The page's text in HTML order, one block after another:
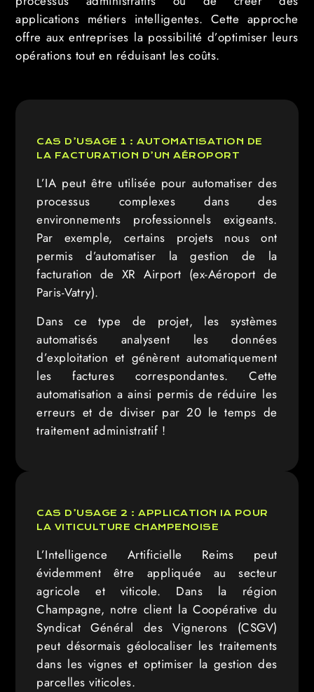
applications métiers intelligentes. Cette approche
offre aux entreprises la possibilité d’optimiser leurs
opérations tout en réduisant les coûts.
CAS D’USAGE 1 : AUTOMATISATION DE
LA FACTURATION D’UN AÉROPORT
L’IA peut être utilisée pour automatiser des
processus complexes dans des
environnements professionnels exigeants.
Par exemple, certains projets nous ont
permis d’automatiser la gestion de la
facturation de XR Airport (ex-Aéroport de
Paris-Vatry).
Dans ce type de projet, les systèmes
automatisés analysent les données
d’exploitation et génèrent automatiquement
les factures correspondantes. Cette
automatisation a ainsi permis de réduire les
erreurs et de diviser par 20 le temps de
traitement administratif !
CAS D’USAGE 2 : APPLICATION IA POUR
LA VITICULTURE CHAMPENOISE
L’Intelligence Artificielle Reims peut
évidemment être appliquée au secteur
agricole et viticole. Dans la région
Champagne, notre client la Coopérative du
Syndicat Général des Vignerons (CSGV)
peut désormais géolocaliser les traitements
dans les vignes et optimiser la gestion des
parcelles viticoles.